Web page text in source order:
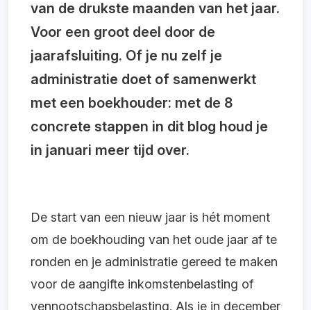
van de drukste maanden van het jaar.
Voor een groot deel door de
jaarafsluiting. Of je nu zelf je
administratie doet of samenwerkt
met een boekhouder: met de 8
concrete stappen in dit blog houd je
in januari meer tijd over.
De start van een nieuw jaar is hét moment
om de boekhouding van het oude jaar af te
ronden en je administratie gereed te maken
voor de aangifte inkomstenbelasting of
vennootschapsbelasting. Als je in december